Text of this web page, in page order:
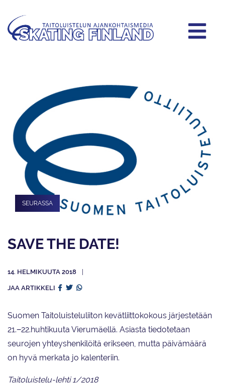
SEURASSA
SAVE THE DATE!
14. HELMIKUUTA 2018
JAA ARTIKKELI
Suomen Taitoluisteluliiton kevätliittokokous järjestetään
21.−22.huhtikuuta Vierumäellä. Asiasta tiedotetaan
seurojen yhteyshenkilöitä erikseen, mutta päivämäärä
on hyvä merkata jo kalenteriin.
Taitoluistelu-lehti 1/2018